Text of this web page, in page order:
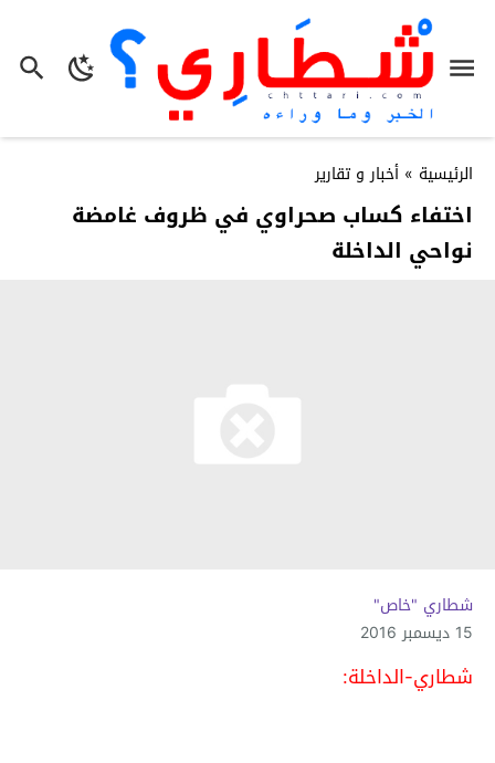
الرئيسية » أخبار و تقارير
اختفاء كساب صحراوي في ظروف غامضة
نواحي الداخلة
شطاري "خاص"
15 ديسمبر 2016
شطاري-الداخلة: